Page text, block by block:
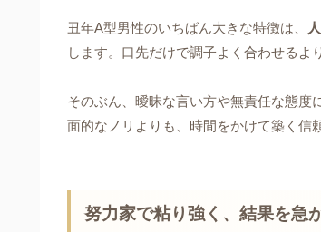
丑年A型男性のいちばん大きな特徴は、
します。口先だけで調子よく合わせるよ
そのぶん、曖昧な言い方や無責任な態度
面的なノリよりも、時間をかけて築く信
努力家で粘り強く、結果を急